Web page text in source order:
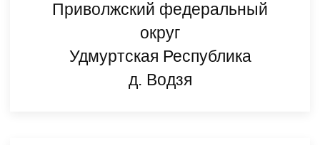
Приволжский федеральный
округ
Удмуртская Республика
д. Водзя